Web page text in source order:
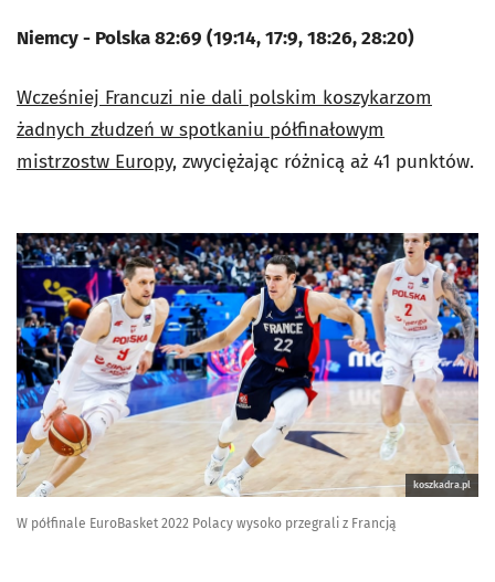
Niemcy - Polska 82:69 (19:14, 17:9, 18:26, 28:20)
Wcześniej Francuzi nie dali polskim koszykarzom
żadnych złudzeń w spotkaniu półfinałowym
mistrzostw Europy, zwyciężając różnicą aż 41 punktów.
koszkadra.pl
W półfinale EuroBasket 2022 Polacy wysoko przegrali z Francją